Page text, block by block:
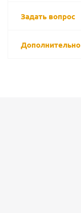
Задать вопрос
Дополнительно